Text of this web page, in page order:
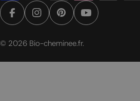
de
paiement
FacebookInstagramPinterestYouTube
© 2026 Bio-cheminee.fr.